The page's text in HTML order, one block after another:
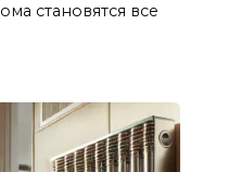
становятся все